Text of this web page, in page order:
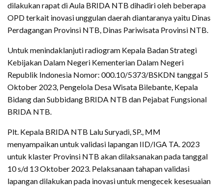
dilakukan rapat di Aula BRIDA NTB dihadiri oleh beberapa
OPD terkait inovasi unggulan daerah diantaranya yaitu Dinas
Perdagangan Provinsi NTB, Dinas Pariwisata Provinsi NTB.
Untuk menindaklanjuti radiogram Kepala Badan Strategi
Kebijakan Dalam Negeri Kementerian Dalam Negeri
Republik Indonesia Nomor: 000.10/5373/BSKDN tanggal 5
Oktober 2023, Pengelola Desa Wisata Bilebante, Kepala
Bidang dan Subbidang BRIDA NTB dan Pejabat Fungsional
BRIDA NTB.
Plt. Kepala BRIDA NTB Lalu Suryadi, SP., MM
menyampaikan untuk validasi lapangan IID/IGA TA. 2023
untuk klaster Provinsi NTB akan dilaksanakan pada tanggal
10 s/d 13 Oktober 2023. Pelaksanaan tahapan validasi
lapangan dilakukan pada inovasi untuk mengecek kesesuaian